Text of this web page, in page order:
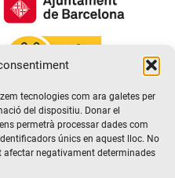
tecnologies com ara galetes per
del dispositiu. Donar el
permetrà processar dades com
únics en aquest lloc. No
negativament determinades